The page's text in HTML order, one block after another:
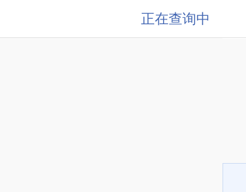
正在查询中